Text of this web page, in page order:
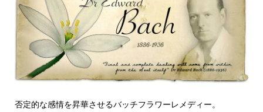
否定的な感情を昇華させるバッチフラワーレメディー。